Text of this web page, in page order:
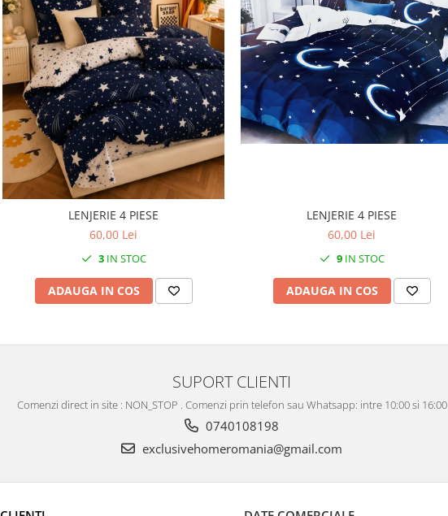
LENJERIE 4 PIESE
60,00 Lei
3IN STOC
ADAUGA IN COS
LENJERIE 4 PIESE
60,00 Lei
9IN STOC
ADAUGA IN COS
SUPORT CLIENTI
Comenzi direct in site : NON_STOP . Comenzi prin telefon sau Whatsapp: intre 10:00 si 16:00
0740108198
exclusivehomeromania@gmail.com